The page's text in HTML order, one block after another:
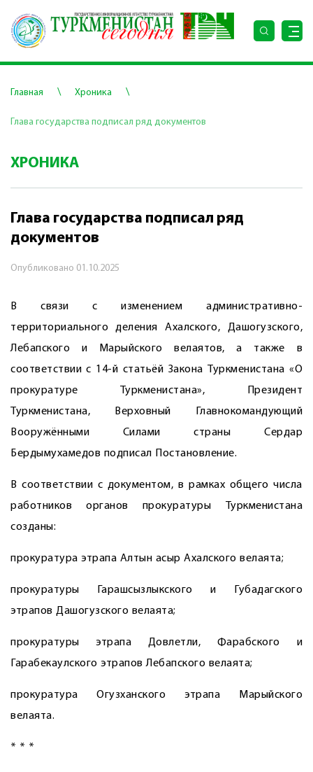
Главная \ Хроника \
Глава государства подписал ряд документов
ХРОНИКА
Глава государства подписал ряд
документов
Опубликовано 01.10.2025
В связи с изменением административно-
территориального деления Ахалского, Дашогузского,
Лебапского и Марыйского велаятов, а также в
соответствии с 14-й статьёй Закона Туркменистана «О
прокуратуре Туркменистана», Президент
Туркменистана, Верховный Главнокомандующий
Вооружёнными Силами страны Сердар
Бердымухамедов подписал Постановление.
В соответствии с документом, в рамках общего числа
работников органов прокуратуры Туркменистана
созданы:
прокуратура этрапа Алтын асыр Ахалского велаята;
прокуратуры Гарашсызлыкского и Губадагского
этрапов ­Дашогузского велаята;
прокуратуры этрапа Довлетли, Фарабского и
Гарабекаулского этрапов Лебапского велаята;
прокуратура Огузханского этрапа Марыйского
велаята.
* * *